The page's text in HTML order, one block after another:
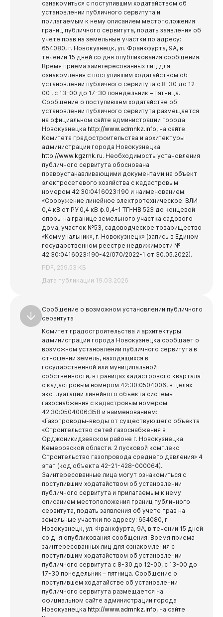
Документы
ознакомиться с поступившим ходатайством об
установлении публичного сервитута и
прилагаемым к нему описанием местоположения
границ публичного сервитута, подать заявления об
учете прав на земельные участки по адресу:
654080, г. Новокузнецк, ул. Франкфурта, 9А, в
течении 15 дней со дня опубликования сообщения.
Время приема заинтересованных лиц для
ознакомления с поступившим ходатайством об
установлении публичного сервитута с 8-30 до 12-
00 , с 13-00 до 17-30 понедельник – пятница.
Сообщение о поступившем ходатайстве об
установлении публичного сервитута размещается
на официальном сайте администрации города
Новокузнецка http://www.admnkz.info, на сайте
Комитета градостроительства и архитектуры
администрации города Новокузнецка
http://www.kgzrnk.ru. Необходимость установления
публичного сервитута обоснована
правоустанавливающими документами на объект
электросетевого хозяйства с кадастровым
номером 42:30:0416023:190 и наименованием:
«Сооружение линейное электротехническое: ВЛИ
0,4 кВ от РУ 0,4 кВ ф.0,4-1 ТП-НВ 523 до концевой
опоры на границе земельного участка садового
дома, участок №53, садоводческое товарищество
«Коммунальник», г. Новокузнецк» (запись в Едином
государственном реестре недвижимости №
42:30:0416023:190-42/070/2022-1 от 30.05.2022).
PDF, 259.53 КБ
Дата публикации 19.03.2026
Сообщение о возможном установлении публичного
сервитута
Комитет градостроительства и архитектуры
администрации города Новокузнецка сообщает о
возможном установлении публичного сервитута в
отношении земель, находящихся в
государственной или муниципальной
собственности, в границах кадастрового квартала
с кадастровым номером 42:30:0504006, в целях
эксплуатации линейного объекта системы
газоснабжения с кадастровым номером
42:30:0504006:358 и наименованием:
«Газопроводы-вводы от существующего объекта
«Строительство сетей газоснабжения в
Орджоникидзевском районе г. Новокузнецка
Кемеровской области. 2 пусковой комплекс.
Строительство газопровода среднего давления» 4
этап (код объекта 42-21-428-000064).
Заинтересованные лица могут ознакомиться с
поступившим ходатайством об установлении
публичного сервитута и прилагаемым к нему
описанием местоположения границ публичного
сервитута, подать заявления об учете прав на
земельные участки по адресу: 654080, г.
Новокузнецк, ул. Франкфурта, 9А, в течении 15 дней
со дня опубликования сообщения. Время приема
заинтересованных лиц для ознакомления с
поступившим ходатайством об установлении
публичного сервитута с 8-30 до 12-00, с 13-00 до
17-30 понедельник – пятница. Сообщение о
поступившем ходатайстве об установлении
публичного сервитута размещается на
официальном сайте администрации города
Новокузнецка http://www.admnkz.info, на сайте